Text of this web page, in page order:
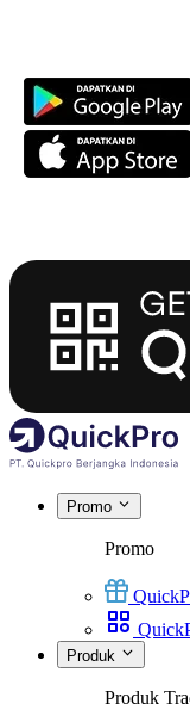
Promo
Promo
Produk
Produk